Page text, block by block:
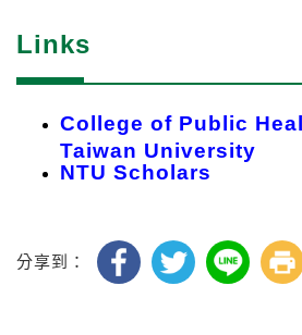
Links
College of Public
Taiwan University
NTU Scholars
分享到：